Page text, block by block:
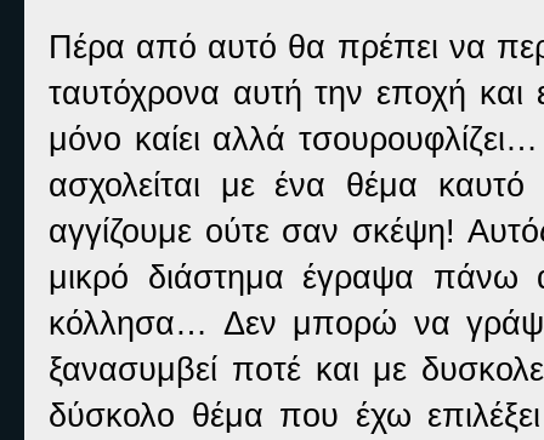
Πέρα από αυτό θα πρέπει να
ταυτόχρονα αυτή την εποχή
μόνο καίει αλλά
ασχολείται με ένα θέμα
αγγίζουμε ούτε σαν σκέψη!
μικρό διάστημα έγραψα πάνω
κόλλησα… Δεν μπορώ να
ξανασυμβεί ποτέ και με
δύσκολο θέμα που έχω